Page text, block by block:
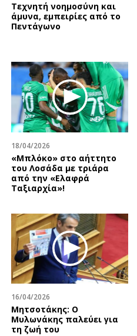
Τεχνητή νοημοσύνη και
άμυνα, εμπειρίες από το
Πεντάγωνο
18/04/2026
«Μπλόκο» στο αήττητο
του Λοσάδα με τριάρα
από την «Ελαφρά
Ταξιαρχία»!
16/04/2026
Μητσοτάκης: Ο
Μυλωνάκης παλεύει για
τη ζωή του